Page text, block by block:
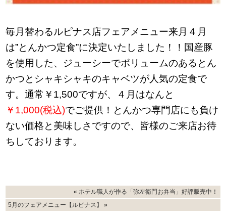
毎月替わるルピナス店フェアメニュー来月４月
は”とんかつ定食”に決定いたしました！！国産豚
を使用した、ジューシーでボリュームのあるとん
かつとシャキシャキのキャベツが人気の定食で
す。通常￥1,500ですが、４月はなんと
￥1,000(税込)でご提供！とんかつ専門店にも負け
ない価格と美味しさですので、皆様のご来店お待
ちしております。
« ホテル職人が作る「弥左衛門お弁当」好評販売中！
5月のフェアメニュー【ルピナス】
»